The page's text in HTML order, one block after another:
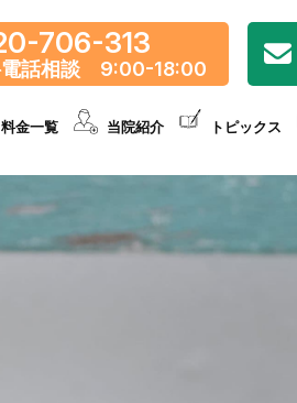
706-313
話相談 9:00-18:00
料金一覧 当院紹介 トピックス